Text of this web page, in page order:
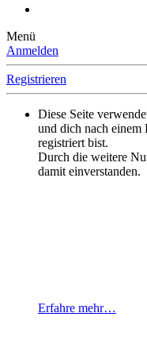
Menü
Anmelden
Registrieren
Diese Seite
und dich nach einem
registriert bist.
Durch die weitere
damit einverstanden.
Erfahre mehr…